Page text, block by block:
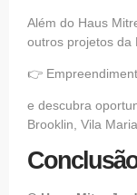
Além do Haus
outros projetos da
👉
e descubra
Brooklin, Vila